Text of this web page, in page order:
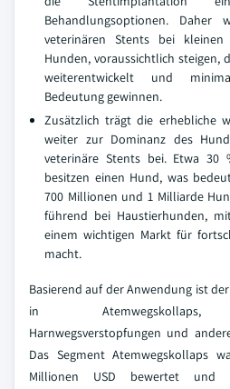
Behandlungsoptionen. Daher
veterinären Stents bei kleinen
Hunden, voraussichtlich steigen,
weiterentwickelt und
Bedeutung gewinnen.
Zusätzlich trägt die erhebliche
weiter zur Dominanz des
veterinäre Stents bei. Etwa 30
besitzen einen Hund, was
700 Millionen und 1 Milliarde
führend bei Haustierhunden,
einem wichtigen Markt für
macht.
Basierend auf der Anwendung ist
in Atemwegskollaps,
Harnwegsverstopfungen und
Das Segment Atemwegskollaps
Millionen USD bewertet und